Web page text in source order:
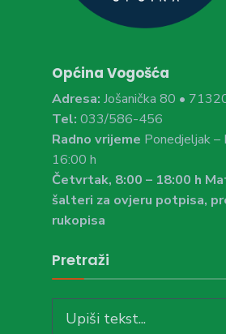
Općina Vogošća
Adresa: Jošanička 80 •
Tel: 033/586-456
Radno vrijeme Ponedjeljak
16:00 h
Četvrtak, 8:00 – 18:00 h
šalteri za ovjeru potpisa,
rukopisa
Pretraži
for: